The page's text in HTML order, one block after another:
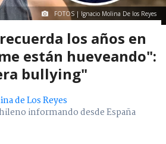
FOTOS | Ignacio Molina De los Reyes
los años en
están hueveando":
bullying"
de Los Reyes
informando desde España